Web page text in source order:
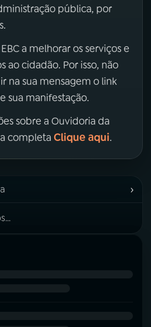
pública, por
a melhorar os serviços e
ao cidadão. Por isso, não
na sua mensagem o link
sua manifestação.
sobre a Ouvidoria da
completa Clique aqui.
›